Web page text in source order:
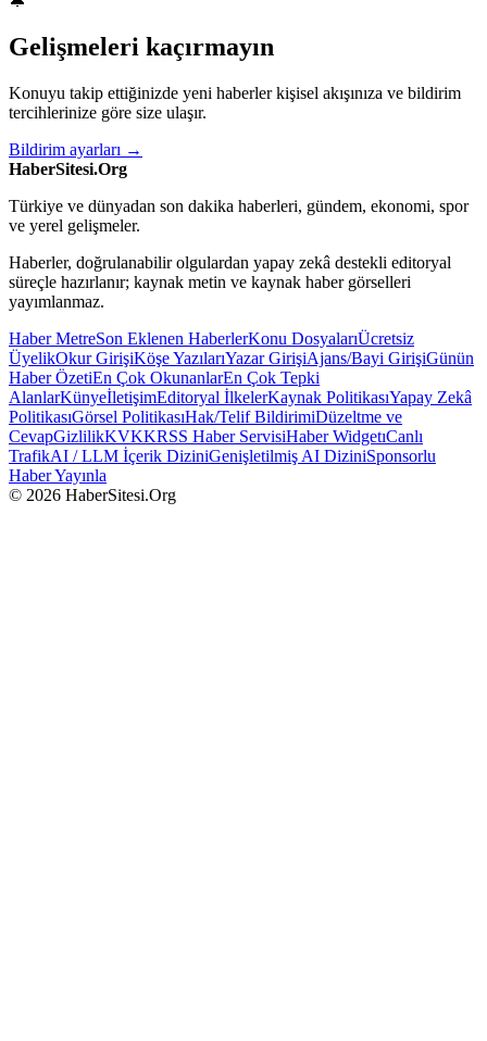
Gelişmeleri kaçırmayın
Konuyu takip ettiğinizde yeni haberler kişisel akışınıza ve bildirim
tercihlerinize göre size ulaşır.
Bildirim ayarları →
HaberSitesi.Org
Türkiye ve dünyadan son dakika haberleri, gündem, ekonomi, spor
ve yerel gelişmeler.
Haberler, doğrulanabilir olgulardan yapay zekâ destekli editoryal
süreçle hazırlanır; kaynak metin ve kaynak haber görselleri
yayımlanmaz.
Haber MetreSon Eklenen HaberlerKonu DosyalarıÜcretsiz
ÜyelikOkur GirişiKöşe YazılarıYazar GirişiAjans/Bayi GirişiGünün
Haber ÖzetiEn Çok OkunanlarEn Çok Tepki
AlanlarKünyeİletişimEditoryal İlkelerKaynak PolitikasıYapay Zekâ
PolitikasıGörsel PolitikasıHak/Telif BildirimiDüzeltme ve
CevapGizlilikKVKKRSS Haber ServisiHaber WidgetıCanlı
TrafikAI / LLM İçerik DiziniGenişletilmiş AI DiziniSponsorlu
Haber Yayınla
© 2026 HaberSitesi.Org